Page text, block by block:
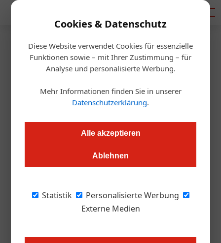
Cookies & Datenschutz
Diese Website verwendet Cookies für essenzielle
Funktionen sowie – mit Ihrer Zustimmung – für
Analyse und personalisierte Werbung.
Mehr Informationen finden Sie in unserer
Datenschutzerklärung.
Alle akzeptieren
Ablehnen
Statistik
Personalisierte Werbung
Externe Medien
Startseite/Gastro & Hotel
Wiener Jobbörsen für den
Westen
Chronischer Mitarbeitermangel: Nachdem viele Stellen vor
allem im Westen nicht mehr besetzt werden können, kündigt
wurden einige Pläne und Ideen ventiliert
den ersten Blick beruhigend: Der Februar